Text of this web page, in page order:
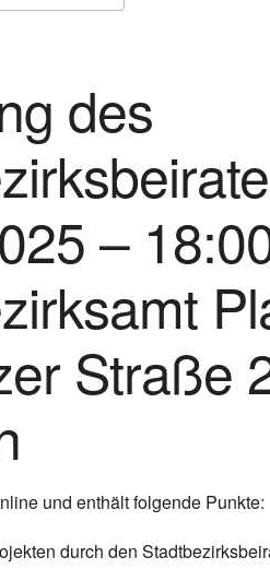
des
–
Straße
und enthält folgende Punkte:
durch den